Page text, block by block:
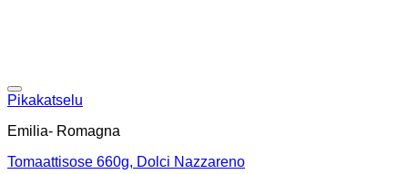
Pikakatselu
Emilia- Romagna
Tomaattisose 660g, Dolci Nazzareno